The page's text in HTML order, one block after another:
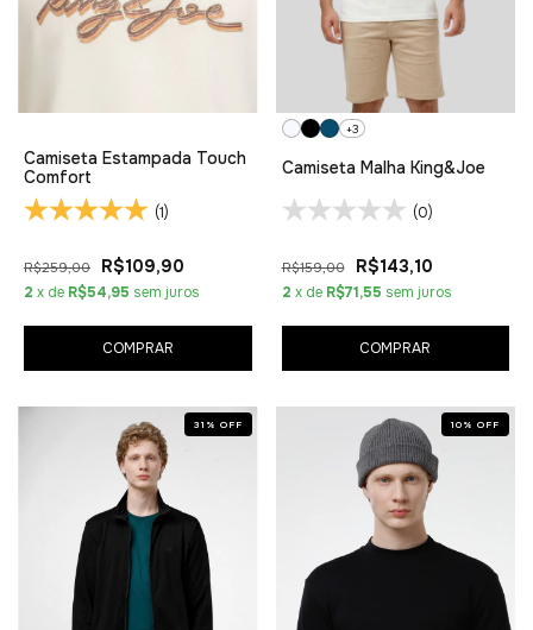
Camiseta Estampada Touch
Comfort
(1)
R$259,00 R$109,90
2 x de R$54,95 sem juros
COMPRAR
+3
Camiseta Malha King&Joe
(0)
R$159,00 R$143,10
2 x de R$71,55 sem juros
COMPRAR
31 % OFF 10 % OFF